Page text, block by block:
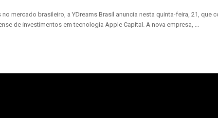
no mercado brasileiro, a YDreams Brasil anuncia nesta quinta-feira, 21,
de investimentos em tecnologia Apple Capital. A nova empresa, ...